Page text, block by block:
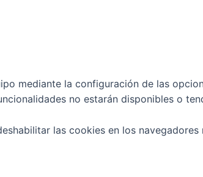
mediante la configuración de las
no estarán disponibles o
las cookies en los navegadores